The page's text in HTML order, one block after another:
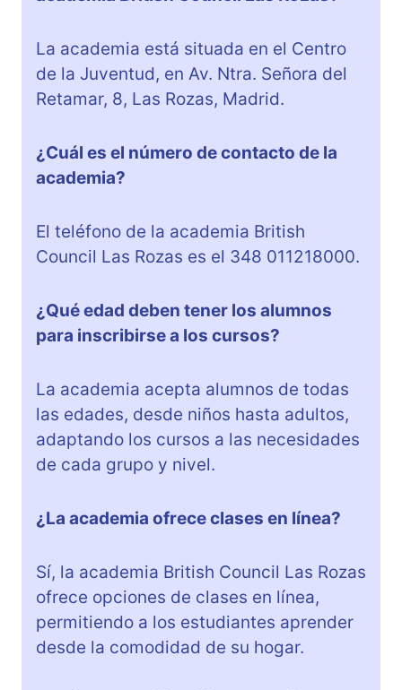
La academia está situada en el Centro
de la Juventud, en Av. Ntra. Señora del
Retamar, 8, Las Rozas, Madrid.
¿Cuál es el número de contacto de la
academia?
El teléfono de la academia British
Council Las Rozas es el 348 011218000.
¿Qué edad deben tener los alumnos
para inscribirse a los cursos?
La academia acepta alumnos de todas
las edades, desde niños hasta adultos,
adaptando los cursos a las necesidades
de cada grupo y nivel.
¿La academia ofrece clases en línea?
Sí, la academia British Council Las Rozas
ofrece opciones de clases en línea,
permitiendo a los estudiantes aprender
desde la comodidad de su hogar.